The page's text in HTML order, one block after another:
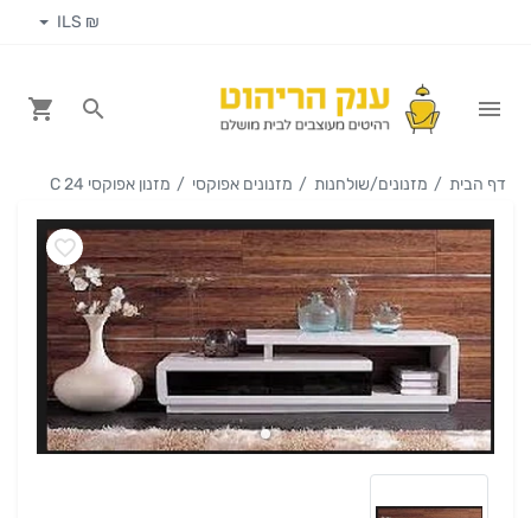
₪ ILS
דף הבית מזנונים/שולחנות מזנונים אפוקסי מזנון אפוקסי C 24